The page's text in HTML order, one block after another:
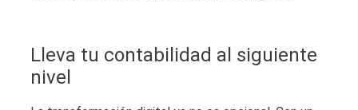
Lleva tu contabilidad al siguiente
nivel